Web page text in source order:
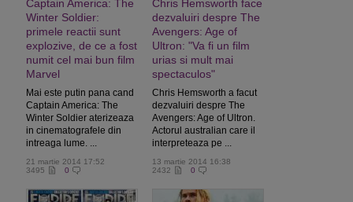
Captain America: The
Winter Soldier:
primele reactii sunt
explozive, de ce a fost
numit cel mai bun film
Marvel
Mai este putin pana cand
Captain America: The
Winter Soldier aterizeaza
in cinematografele din
intreaga lume. ...
21 martie 2014 17:52
3495
0
Chris Hemsworth face
dezvaluiri despre The
Avengers: Age of
Ultron: "Va fi un film
urias si mult mai
spectaculos"
Chris Hemsworth a facut
dezvaluiri despre The
Avengers: Age of Ultron.
Actorul australian care il
interpreteaza pe ...
13 martie 2014 16:38
2432
0